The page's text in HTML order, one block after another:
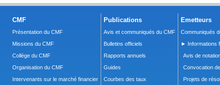
CMF
Présentation du CMF
Missions du CMF
Collège du CMF
Organisation du CMF
Intervenants sur le marché financier
Publications
Avis et communiqués du CMF
Bulletins officiels
Rapports annuels
Guides
Courbes des taux
Emetteurs
Communiqués
► Informations
Avis de
Convocation
Projets de